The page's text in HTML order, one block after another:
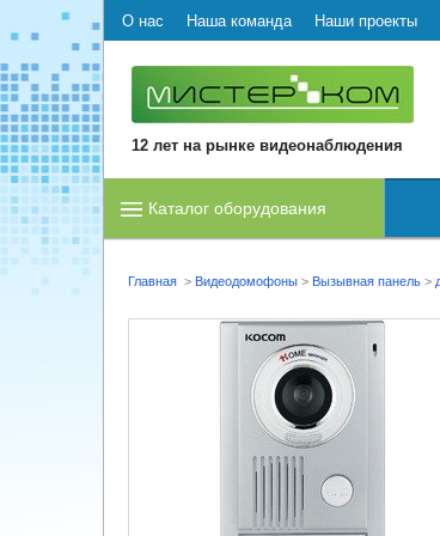
О нас Наша команда Наши проекты
12 лет на рынке видеонаблюдения
Каталог оборудования
Главная > Видеодомофоны > Вызывная панель >